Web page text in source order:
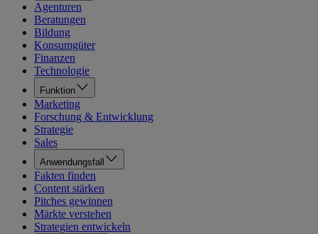
Agenturen
Beratungen
Bildung
Konsumgüter
Finanzen
Technologie
Funktion
Marketing
Forschung & Entwicklung
Strategie
Sales
Anwendungsfall
Fakten finden
Content stärken
Pitches gewinnen
Märkte verstehen
Strategien entwickeln